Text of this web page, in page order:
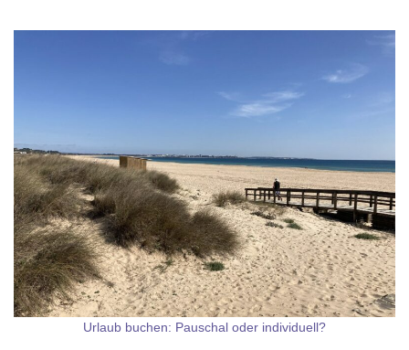
Urlaub buchen: Pauschal oder individuell?